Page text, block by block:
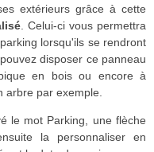
extérieurs grâce à cette
. Celui-ci vous permettra
lorsqu'ils se rendront
disposer ce panneau
en bois ou encore à
arbre par exemple.
le mot Parking, une flèche
la personnaliser en